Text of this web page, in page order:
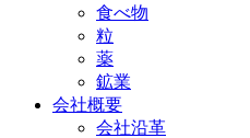
食べ物
粒
薬
鉱業
会社概要
会社沿革